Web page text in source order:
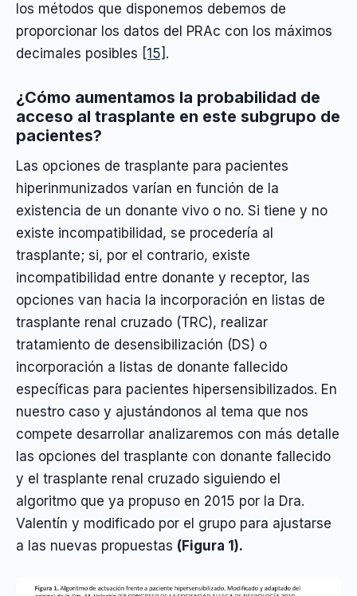
los métodos que disponemos debemos de
proporcionar los datos del PRAc con los máximos
decimales posibles [15] .
¿Cómo aumentamos la probabilidad de
acceso al trasplante en este subgrupo de
pacientes?
Las opciones de trasplante para pacientes
hiperinmunizados varían en función de la
existencia de un donante vivo o no. Si tiene y no
existe incompatibilidad, se procedería al
trasplante; si, por el contrario, existe
incompatibilidad entre donante y receptor, las
opciones van hacia la incorporación en listas de
trasplante renal cruzado (TRC), realizar
tratamiento de desensibilización (DS) o
incorporación a listas de donante fallecido
específicas para pacientes hipersensibilizados. En
nuestro caso y ajustándonos al tema que nos
compete desarrollar analizaremos con más detalle
las opciones del trasplante con donante fallecido
y el trasplante renal cruzado siguiendo el
algoritmo que ya propuso en 2015 por la Dra.
Valentín y modificado por el grupo para ajustarse
a las nuevas propuestas (Figura 1).